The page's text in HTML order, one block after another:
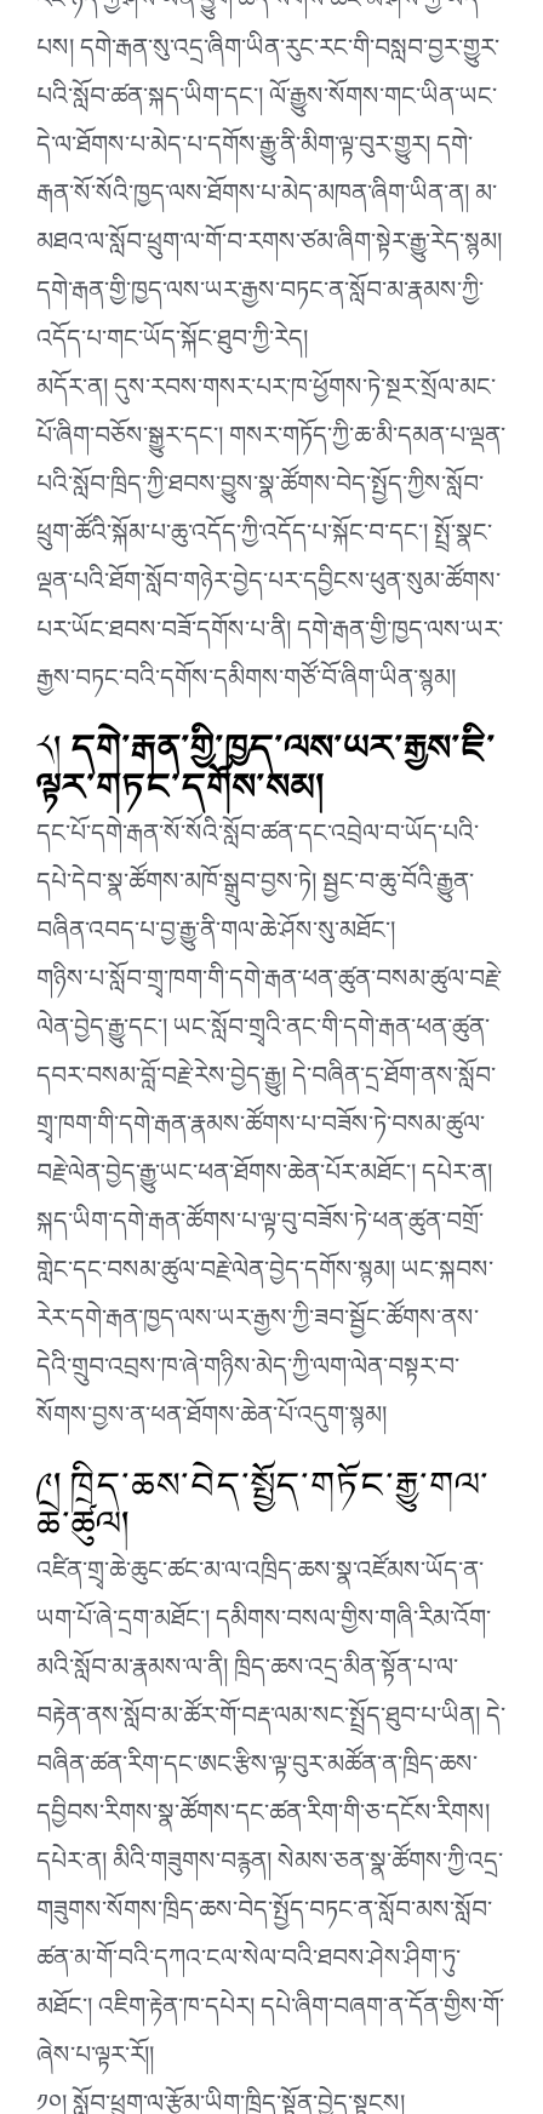
པས། དགེ་རྒན་སུ་འདྲ་ཞིག་ཡིན་རུང་རང་གི་བསླབ་བྱར་གྱུར་
པའི་སློབ་ཚན་སྐད་ཡིག་དང་། ལོ་རྒྱུས་སོགས་གང་ཡིན་ཡང་
དེ་ལ་ཐོགས་པ་མེད་པ་དགོས་རྒྱུ་ནི་མིག་ལྟ་བུར་གྱུར། དགེ་
རྒན་སོ་སོའི་ཁྱད་ལས་ཐོགས་པ་མེད་མཁན་ཞིག་ཡིན་ན། མ་
མཐའ་ལ་སློབ་ཕྲུག་ལ་གོ་བ་རགས་ཙམ་ཞིག་སྟེར་རྒྱུ་རེད་སྙམ།
དགེ་རྒན་གྱི་ཁྱད་ལས་ཡར་རྒྱས་བཏང་ན་སློབ་མ་རྣམས་ཀྱི་
འདོད་པ་གང་ཡོད་སྐོང་ཐུབ་ཀྱི་རེད།
མདོར་ན། དུས་རབས་གསར་པར་ཁ་ཕྱོགས་ཏེ་སྔར་སྲོལ་མང་
པོ་ཞིག་བཅོས་སྒྱུར་དང་། གསར་གཏོད་ཀྱི་ཆ་མི་དམན་པ་ལྡན་
པའི་སློབ་ཁྲིད་ཀྱི་ཐབས་བྱུས་སྣ་ཚོགས་བེད་སྤྱོད་ཀྱིས་སློབ་
ཕྲུག་ཚོའི་སྐོམ་པ་ཆུ་འདོད་ཀྱི་འདོད་པ་སྐོང་བ་དང་། སྤྲོ་སྣང་
ལྡན་པའི་ཐོག་སློབ་གཉེར་བྱེད་པར་དབྱིངས་ཕུན་སུམ་ཚོགས་
པར་ཡོང་ཐབས་བཟོ་དགོས་པ་ནི། དགེ་རྒན་གྱི་ཁྱད་ལས་ཡར་
རྒྱས་བཏང་བའི་དགོས་དམིགས་གཙོ་བོ་ཞིག་ཡིན་སྙམ།
༨། དགེ་རྒན་གྱི་ཁྱད་ལས་ཡར་རྒྱས་ཇི་
ལྟར་གཏང་དགོས་སམ།
དང་པོ་དགེ་རྒན་སོ་སོའི་སློབ་ཚན་དང་འབྲེལ་བ་ཡོད་པའི་
དཔེ་དེབ་སྣ་ཚོགས་མཁོ་སྒྲུབ་བྱས་ཏེ། སྦྱང་བ་ཆུ་བོའི་རྒྱུན་
བཞིན་འབད་པ་བྱ་རྒྱུ་ནི་གལ་ཆེ་ཤོས་སུ་མཐོང་།
གཉིས་པ་སློབ་གྲྭ་ཁག་གི་དགེ་རྒན་ཕན་ཚུན་བསམ་ཚུལ་བརྗེ་
ལེན་བྱེད་རྒྱུ་དང་། ཡང་སློབ་གྲྭའི་ནང་གི་དགེ་རྒན་ཕན་ཚུན་
དབར་བསམ་བློ་བརྗེ་རེས་བྱེད་རྒྱུ། དེ་བཞིན་དྲ་ཐོག་ནས་སློབ་
གྲྭ་ཁག་གི་དགེ་རྒན་རྣམས་ཚོགས་པ་བཟོས་ཏེ་བསམ་ཚུལ་
བརྗེ་ལེན་བྱེད་རྒྱུ་ཡང་ཕན་ཐོགས་ཆེན་པོར་མཐོང་། དཔེར་ན།
སྐད་ཡིག་དགེ་རྒན་ཚོགས་པ་ལྟ་བུ་བཟོས་ཏེ་ཕན་ཚུན་བགྲོ་
གླེང་དང་བསམ་ཚུལ་བརྗེ་ལེན་བྱེད་དགོས་སྙམ། ཡང་སྐབས་
རེར་དགེ་རྒན་ཁྱད་ལས་ཡར་རྒྱས་ཀྱི་ཟབ་སྦྱོང་ཚོགས་ནས་
དེའི་གྲུབ་འབྲས་ཁ་ཞེ་གཉིས་མེད་ཀྱི་ལག་ལེན་བསྟར་བ་
སོགས་བྱས་ན་ཕན་ཐོགས་ཆེན་པོ་འདུག་སྙམ།
༩། ཁྲིད་ཆས་བེད་སྤྱོད་གཏོང་རྒྱུ་གལ་
ཆེ་ཚུལ།
འཛིན་གྲྭ་ཆེ་ཆུང་ཚང་མ་ལ་འཁྲིད་ཆས་སྣ་འཛོམས་ཡོད་ན་
ཡག་པོ་ཞེ་དྲག་མཐོང་། དམིགས་བསལ་གྱིས་གཞི་རིམ་འོག་
མའི་སློབ་མ་རྣམས་ལ་ནི། ཁྲིད་ཆས་འདྲ་མིན་སྟོན་པ་ལ་
བརྟེན་ནས་སློབ་མ་ཚོར་གོ་བརྡ་ལམ་སང་སྤྲོད་ཐུབ་པ་ཡིན། དེ་
བཞིན་ཚན་རིག་དང་ཨང་རྩིས་ལྟ་བུར་མཚོན་ན་ཁྲིད་ཆས་
དབྱིབས་རིགས་སྣ་ཚོགས་དང་ཚན་རིག་གི་ཅ་དངོས་རིགས།
དཔེར་ན། མིའི་གཟུགས་བརྙན། སེམས་ཅན་སྣ་ཚོགས་ཀྱི་འདྲ་
གཟུགས་སོགས་ཁྲིད་ཆས་བེད་སྤྱོད་བཏང་ན་སློབ་མས་སློབ་
ཚན་མ་གོ་བའི་དཀའ་ངལ་སེལ་བའི་ཐབས་ཤེས་ཤིག་ཏུ་
མཐོང་། འཇིག་རྟེན་ཁ་དཔེར། དཔེ་ཞིག་བཞག་ན་དོན་གྱིས་གོ་
ཞེས་པ་ལྟར་རོ།།